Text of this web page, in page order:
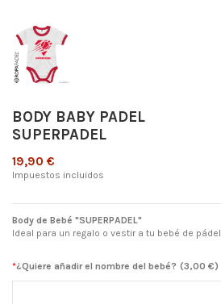
BODY BABY PADEL
SUPERPADEL
19,90 €
Impuestos incluidos
Body de Bebé "SUPERPADEL"
Ideal para un regalo o vestir a tu bebé de pádel.
*¿Quiere añadir el nombre del bebé? (3,00 €)